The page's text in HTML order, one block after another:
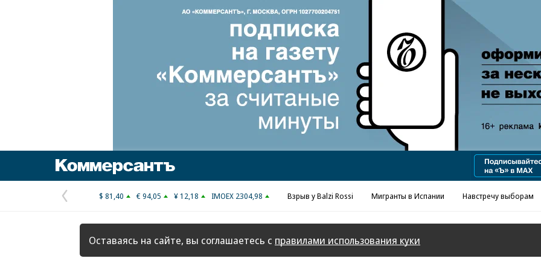
Реклама в «Ъ» www.kommersant.ru/ad
Предыдущая
страница
$ 81,40 € 94,05 ¥ 12,18 IMOEX 2304,98 Взрыв у Balzi Rossi Мигранты в Испании Навстречу выборам
Оставаясь на сайте, вы соглашаетесь с правилами использования куки